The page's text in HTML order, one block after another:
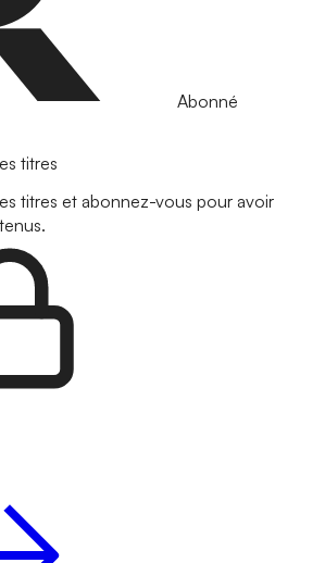
Abonné
titres
titres et abonnez-vous pour avoir